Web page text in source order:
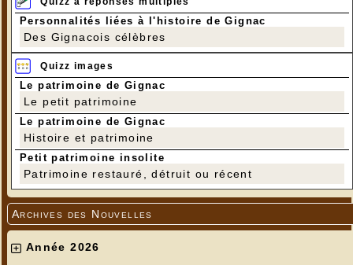
Personnalités liées à l'histoire de Gignac
Des Gignacois célèbres
Quizz images
Le patrimoine de Gignac
Le petit patrimoine
Le patrimoine de Gignac
Histoire et patrimoine
Petit patrimoine insolite
Patrimoine restauré, détruit ou récent
Archives des Nouvelles
Année 2026